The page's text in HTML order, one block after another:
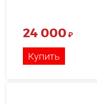
24 000 ₽
Купить